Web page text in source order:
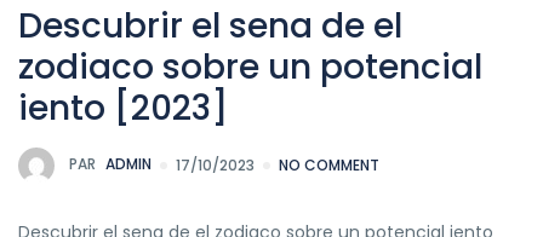
Descubrir el sena de el
zodiaco sobre un potencial
iento [2023]
PAR ADMIN 17/10/2023 NO COMMENT
Descubrir el sena de el zodiaco sobre un potencial iento